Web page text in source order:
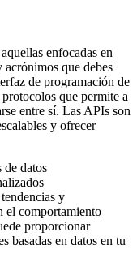
enfocadas en
que debes
de programación de
que permite a
entre sí. Las APIs son
y ofrecer
de datos
y
el comportamiento
proporcionar
basadas en datos en tu